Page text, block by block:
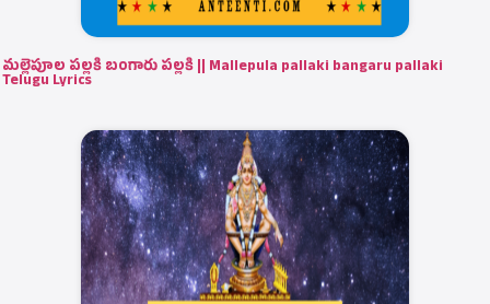
మల్లెపూల పల్లకి బంగారు పల్లకి || Mallepula pallaki bangaru pallaki
Telugu Lyrics